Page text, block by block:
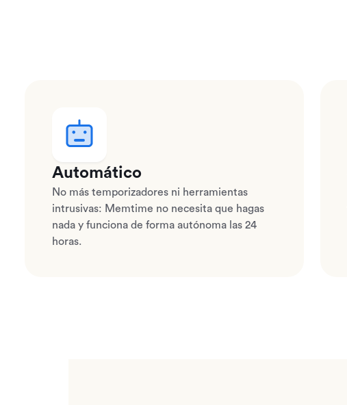
Automático
No más temporizadores ni herramientas
intrusivas: Memtime no necesita que hagas
nada y funciona de forma autónoma las 24
horas.